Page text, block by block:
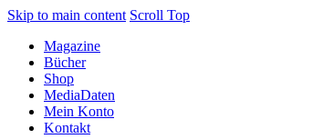
Skip to main content Scroll Top
Magazine
Bücher
Shop
MediaDaten
Mein Konto
Kontakt